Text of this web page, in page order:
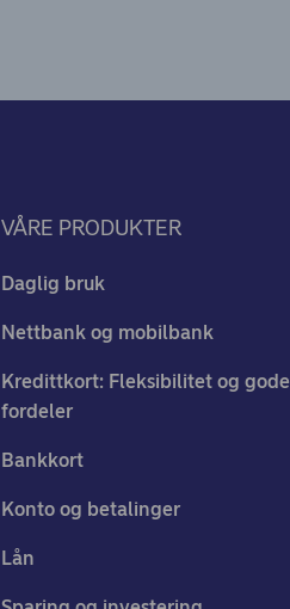
VÅRE PRODUKTER
Daglig bruk
Nettbank og mobilbank
Kredittkort: Fleksibilitet og gode
fordeler
Bankkort
Konto og betalinger
Lån